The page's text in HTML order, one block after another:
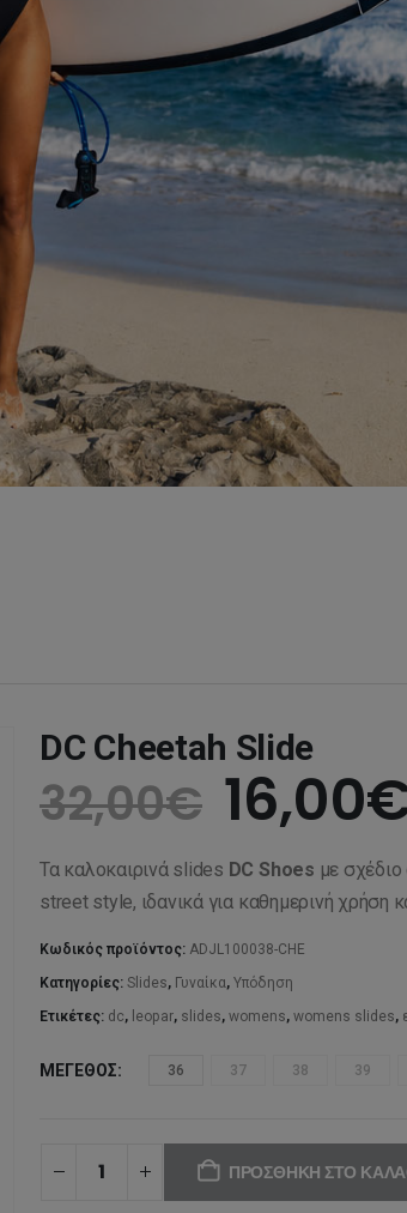
DC Cheetah Slide
32,00€
price
was:
32,00€.
16,00
Τα καλοκαιρινά slides DC Shoes με
street style, ιδανικά για καθημερινή χρήση
Κωδικός προϊόντος: ADJL100038-CHE
Κατηγορίες: Slides, Γυναίκα, Υπόδηση
Ετικέτες: dc, leopar, slides, womens, womens slides,
ΜΈΓΕΘΟΣ 36 37 38 39
ΠΡΟΣΘΉΚΗ ΣΤΟ